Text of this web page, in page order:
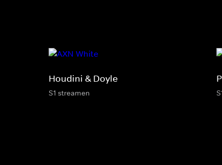
Houdini & Doyle
S1 streamen